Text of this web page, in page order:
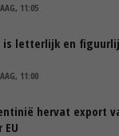
11:05
is letterlijk en
11:00
hervat export
EU